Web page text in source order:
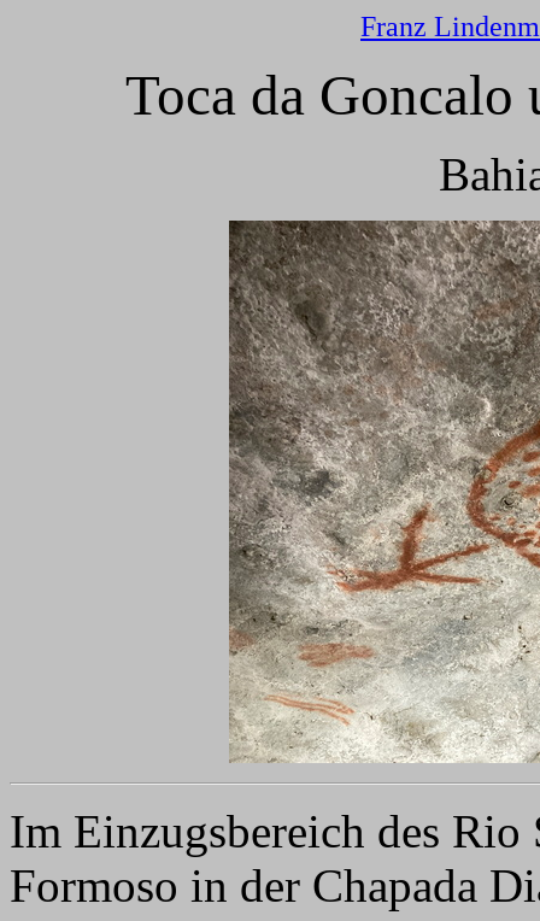
Franz
Toca da Goncalo
Im Einzugsbereich des
Formoso in der Chapada